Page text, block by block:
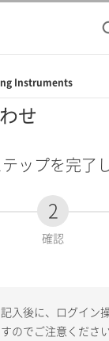
Instruments
せ
ップを完了
2
確認
入後に、ログイン
のでご注意ください